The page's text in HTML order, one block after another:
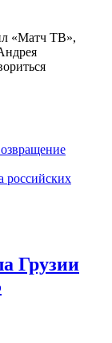
«Матч ТВ»,
российских
Грузии